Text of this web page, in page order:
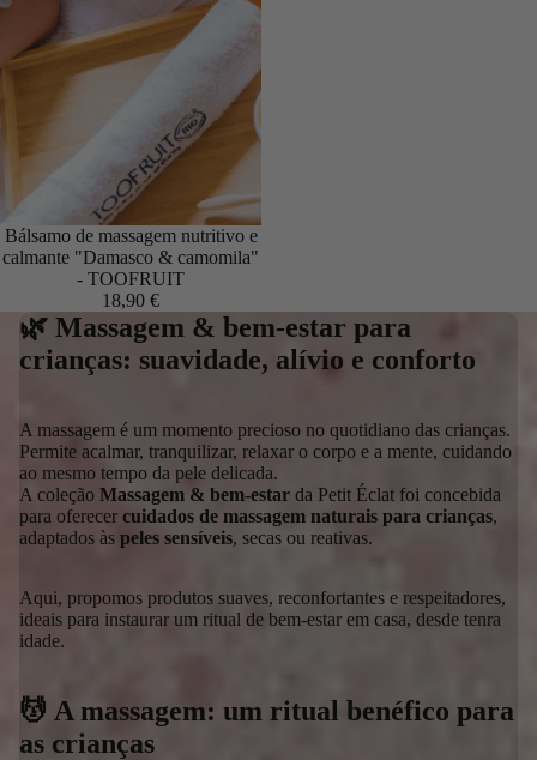
Bálsamo de massagem nutritivo e
calmante "Damasco & camomila"
- TOOFRUIT
18,90 €
🌿 Massagem & bem-estar para
crianças: suavidade, alívio e conforto
A massagem é um momento precioso no quotidiano das crianças.
Permite acalmar, tranquilizar, relaxar o corpo e a mente, cuidando
ao mesmo tempo da pele delicada.
A coleção Massagem & bem-estar da Petit Éclat foi concebida
para oferecer cuidados de massagem naturais para crianças,
adaptados às peles sensíveis, secas ou reativas.
Aqui, propomos produtos suaves, reconfortantes e respeitadores,
ideais para instaurar um ritual de bem-estar em casa, desde tenra
idade.
💆 A massagem: um ritual benéfico para
as crianças